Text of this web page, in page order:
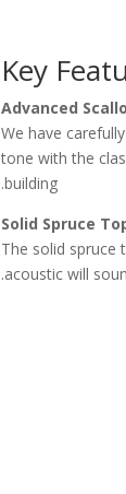
Key
Advanced
We have
tone with the
building.
Solid Spruce
The solid spruce
acoustic will